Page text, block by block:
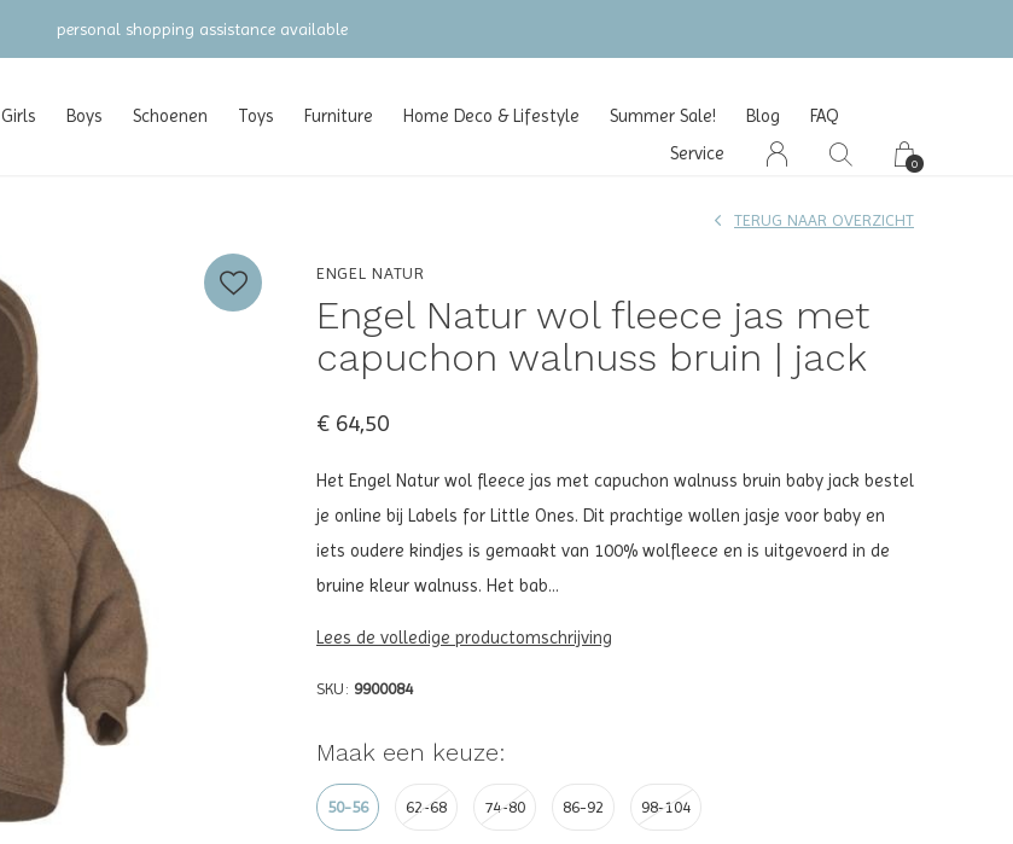
Girls Boys Schoenen Toys Furniture Home Deco & Lifestyle Summer Sale! Blog
FAQ
Service
0
gratis verzending vanaf €100 (NL/BE/DE)
ENGEL NATUR
Engel Natur wol fleece jas met
capuchon walnuss bruin | jack
TERUG NAAR OVERZICHT
€ 64,50
Het Engel Natur wol fleece jas met capuchon walnuss bruin baby jack bestel
je online bij Labels for Little Ones. Dit prachtige wollen jasje voor baby en
iets oudere kindjes is gemaakt van 100% wolfleece en is uitgevoerd in de
bruine kleur walnuss. Het bab...
Lees de volledige productomschrijving
SKU: 9900084
Maak een keuze:
50-56 62-68 74-80 86-92 98-104